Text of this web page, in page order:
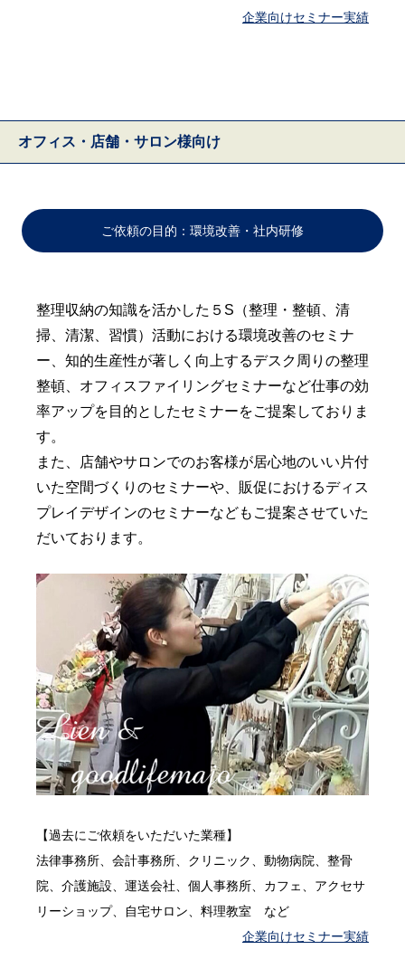
企業向けセミナー実績
オフィス・店舗・サロン様向け
ご依頼の目的：環境改善・社内研修
整理収納の知識を活かした５S（整理・整頓、清
掃、清潔、習慣）活動における環境改善のセミナ
ー、知的生産性が著しく向上するデスク周りの整理
整頓、オフィスファイリングセミナーなど仕事の効
率アップを目的としたセミナーをご提案しておりま
す。
また、店舗やサロンでのお客様が居心地のいい片付
いた空間づくりのセミナーや、販促におけるディス
プレイデザインのセミナーなどもご提案させていた
だいております。
【過去にご依頼をいただいた業種】
法律事務所、会計事務所、クリニック、動物病院、整骨
院、介護施設、運送会社、個人事務所、カフェ、アクセサ
リーショップ、自宅サロン、料理教室 など
企業向けセミナー実績